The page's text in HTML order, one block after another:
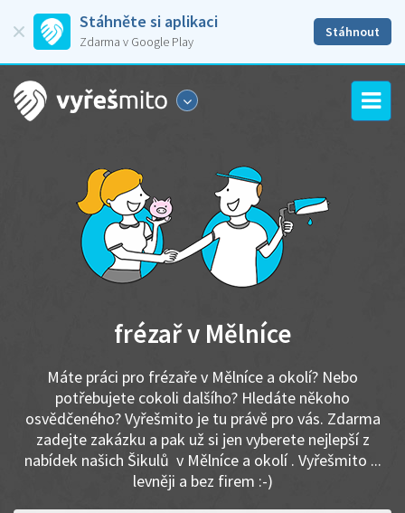
Stáhněte si aplikaci
Zdarma v Google Play
Stáhnout
frézař v Mělníce
Máte práci pro frézaře v Mělníce a okolí? Nebo
potřebujete cokoli dalšího? Hledáte někoho
osvědčeného? Vyřešmito je tu právě pro vás. Zdarma
zadejte zakázku a pak už si jen vyberete nejlepší z
nabídek našich Šikulů v Mělníce a okolí . Vyřešmito ...
levněji a bez firem :-)